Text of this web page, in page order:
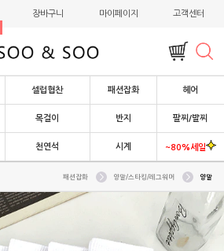
장바구니 마이페이지 고객센터
셀럽협찬 패션잡화 헤어
목걸이 반지 팔찌/발찌
천연석 시계 ~80%세일
패션잡화 양말/스타킹/레그워머 양말